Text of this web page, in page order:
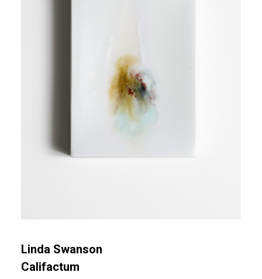
Linda Swanson
Califactum